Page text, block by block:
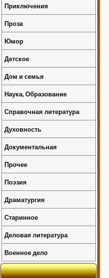
Приключения
Проза
Юмор
Детское
Дом и семья
Наука, Образование
Справочная литература
Духовность
Документальная
Прочее
Поэзия
Драматургия
Старинное
Деловая литература
Военное дело